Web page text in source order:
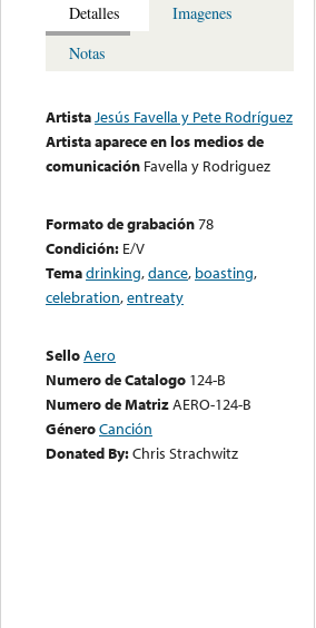
Detalles
Imagenes
Notas
ArtistaJesús Favella y Pete Rodríguez
Artista aparece en los medios de
comunicación Favella y Rodriguez
Formato de grabación78
Condición: E/V
Temadrinking,dance, boasting,
celebration,entreaty
SelloAero
Numero de Catalogo 124-B
Numero de MatrizAERO-124-B
GéneroCanción
Donated By:Chris Strachwitz